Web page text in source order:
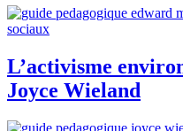
L’activisme
Joyce Wieland